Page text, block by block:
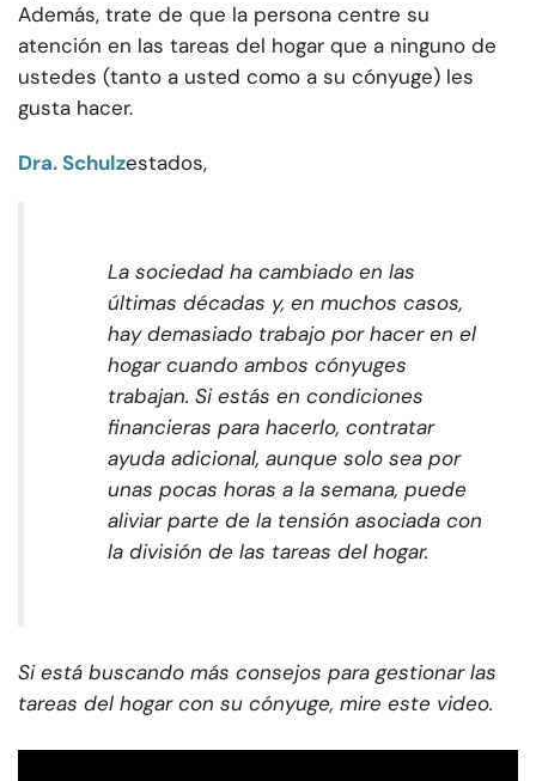
Además, trate de que la persona centre su
atención en las tareas del hogar que a ninguno de
ustedes (tanto a usted como a su cónyuge) les
gusta hacer.
Dra. Schulzestados,
La sociedad ha cambiado en las
últimas décadas y, en muchos casos,
hay demasiado trabajo por hacer en el
hogar cuando ambos cónyuges
trabajan. Si estás en condiciones
financieras para hacerlo, contratar
ayuda adicional, aunque solo sea por
unas pocas horas a la semana, puede
aliviar parte de la tensión asociada con
la división de las tareas del hogar.
Si está buscando más consejos para gestionar las
tareas del hogar con su cónyuge, mire este video.